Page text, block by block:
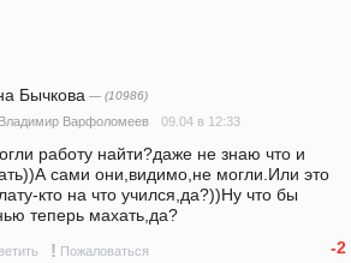
Бычкова — (10986)
Владимир Варфоломеев 09.04 в 12:33
работу найти?даже не знаю что и
сами они,видимо,не могли.Или это
кто на что учился,да?))Ну что бы
теперь махать,да?
! Пожаловаться -2